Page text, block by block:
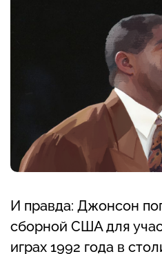
И правда: Джонсон
сборной США для
играх 1992 года в